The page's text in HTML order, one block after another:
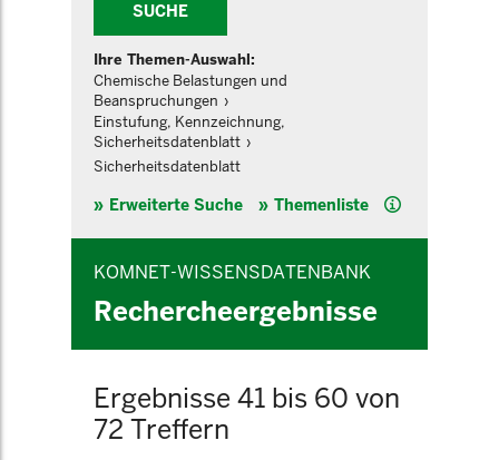
SUCHE
Ihre Themen-Auswahl:
Chemische Belastungen und
Beanspruchungen
Einstufung, Kennzeichnung,
Sicherheitsdatenblatt
Sicherheitsdatenblatt
Erweiterte Suche Themenliste Hilfe
KOMNET-WISSENSDATENBANK
Rechercheergebnisse
Ergebnisse 41 bis 60 von
72 Treffern